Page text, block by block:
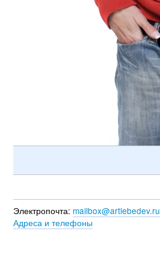
Электропочта: mailbox@artlebedev.ru
Адреса и телефоны